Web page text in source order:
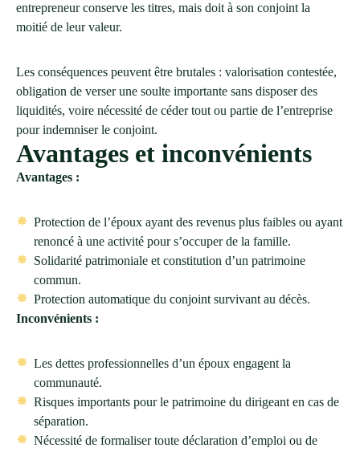
entrepreneur conserve les titres, mais doit à son conjoint la
moitié de leur valeur.
Les conséquences peuvent être brutales : valorisation contestée,
obligation de verser une soulte importante sans disposer des
liquidités, voire nécessité de céder tout ou partie de l’entreprise
pour indemniser le conjoint.
Avantages et inconvénients
Avantages :
Protection de l’époux ayant des revenus plus faibles ou ayant
renoncé à une activité pour s’occuper de la famille.
Solidarité patrimoniale et constitution d’un patrimoine
commun.
Protection automatique du conjoint survivant au décès.
Inconvénients :
Les dettes professionnelles d’un époux engagent la
communauté.
Risques importants pour le patrimoine du dirigeant en cas de
séparation.
Nécessité de formaliser toute déclaration d’emploi ou de